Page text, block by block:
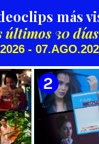
más
últimos 30
-